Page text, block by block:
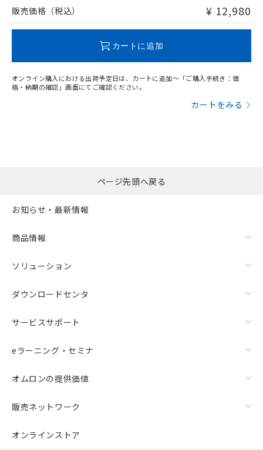
問い合わせください。
販売価格（税込） ¥ 12,980
カートに追加
オンライン購入における出荷予定日は、カートに追加～「ご購入手続き：価
格・納期の確認」画面にてご確認ください。
カートをみる
ページ先頭へ戻る
お知らせ・最新情報
商品情報
ソリューション
ダウンロードセンタ
サービスサポート
eラーニング・セミナ
オムロンの提供価値
販売ネットワーク
オンラインストア